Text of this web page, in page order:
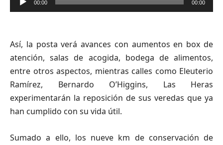
de
00:00 00:00
Así, la posta verá avances con aumentos en box de
atención, salas de acogida, bodega de alimentos,
entre otros aspectos, mientras calles como Eleuterio
Ramírez, Bernardo O’Higgins, Las Heras
experimentarán la reposición de sus veredas que ya
han cumplido con su vida útil.
Sumado a ello, los nueve km de conservación de